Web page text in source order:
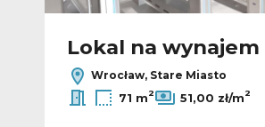
Lokal na wynajem
Wrocław, Stare Miasto
71 m2 51,00 zł/m2